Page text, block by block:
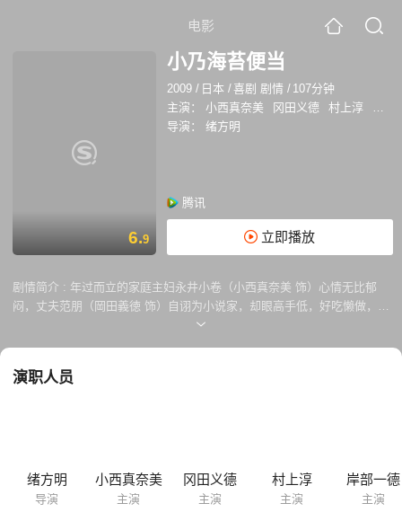
电影
6.9
小乃海苔便当
2009 / 日本 /喜剧 剧情 / 107分钟
主演：
小西真奈美 冈田义德 村上淳
岸部
导演：
绪方明
腾讯
立即播放
剧情简介 : 年过而立的家庭主妇永井小卷（小西真奈美 饰）心情无比郁
闷，丈夫范朋（岡田義徳 饰）自诩为小说家，却眼高手低，好吃懒做，整
天靠啃老度日。小卷一气之下，留下一纸离婚协议，带着年幼的女儿小乃
丽华（山口紗弥加 饰）以及初恋井口建夫（村上淳 饰），少年时代的青
演职人员
绪方明
导演
小西真奈美
主演
冈田义德
主演
村上淳
主演
岸部一德
主演